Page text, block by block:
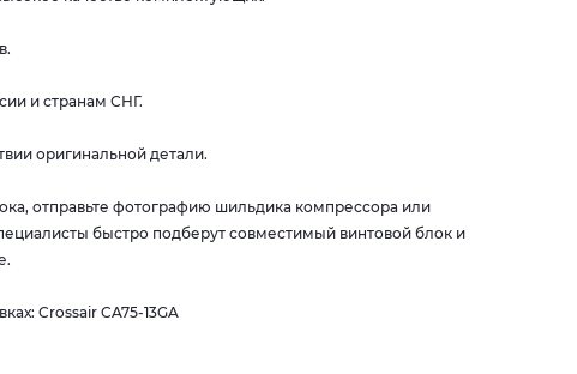
и странам СНГ.
оригинальной детали.
отправьте фотографию шильдика компрессора или
быстро подберут совместимый винтовой блок и
Crossair CA75-13GA